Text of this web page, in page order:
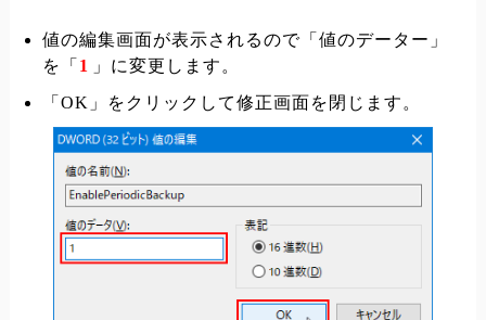
値の編集画面が表示されるので「値のデーター」
を「 1
」に変更します。
「OK」をクリックして修正画面を閉じます。